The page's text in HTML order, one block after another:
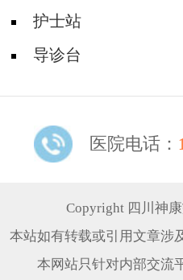
护士站
导诊台
医院电话：
Copyright 四川神
本站如有转载或引用文章涉
本网站只针对内部交流